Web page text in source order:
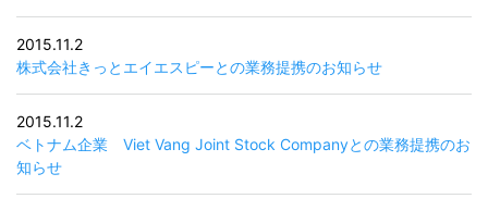
2015.11.2
株式会社きっとエイエスピーとの業務提携のお知らせ
2015.11.2
ベトナム企業 Viet Vang Joint Stock Companyとの業務提携のお
知らせ